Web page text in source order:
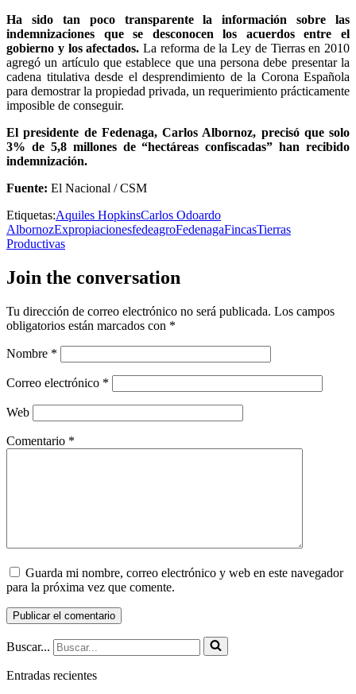
Ha sido tan poco transparente la información sobre las
indemnizaciones que se desconocen los acuerdos entre el
gobierno y los afectados. La reforma de la Ley de Tierras en 2010
agregó un artículo que establece que una persona debe presentar la
cadena titulativa desde el desprendimiento de la Corona Española
para demostrar la propiedad privada, un requerimiento prácticamente
imposible de conseguir.
El presidente de Fedenaga, Carlos Albornoz, precisó que solo
3% de 5,8 millones de “hectáreas confiscadas” han recibido
indemnización.
Fuente: El Nacional / CSM
Etiquetas:Aquiles HopkinsCarlos Odoardo
AlbornozExpropiacionesfedeagroFedenagaFincasTierras
Productivas
Join the conversation
Tu dirección de correo electrónico no será publicada. Los campos
obligatorios están marcados con *
Nombre *
Correo electrónico *
Web
Comentario *
Guarda mi nombre, correo electrónico y web en este navegador
para la próxima vez que comente.
Buscar...
Entradas recientes